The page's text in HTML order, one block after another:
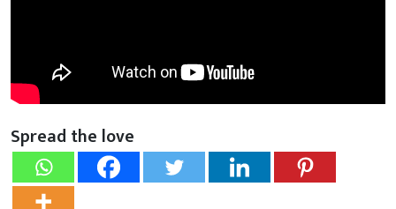
Spread the love